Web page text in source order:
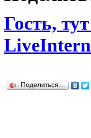
Гость,
Поделиться…